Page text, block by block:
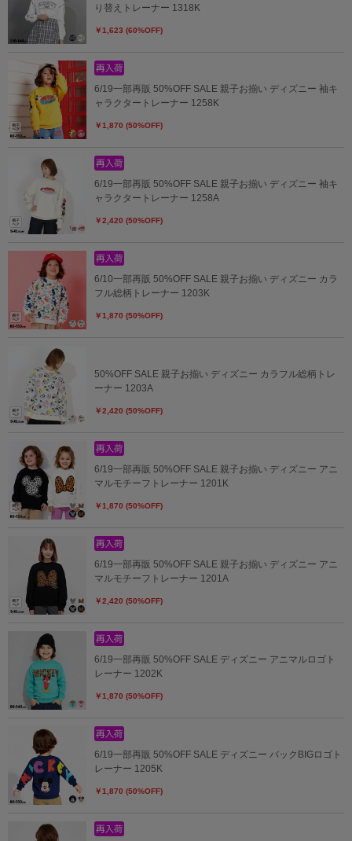
り替えトレーナー 1318K
￥1,623 (60%OFF)
6/19一部再販 50%OFF SALE 親子お揃い ディズニー 袖キ
ャラクタートレーナー 1258K
￥1,870 (50%OFF)
6/19一部再販 50%OFF SALE 親子お揃い ディズニー 袖キ
ャラクタートレーナー 1258A
￥2,420 (50%OFF)
6/10一部再販 50%OFF SALE 親子お揃い ディズニー カラ
フル総柄トレーナー 1203K
￥1,870 (50%OFF)
50%OFF SALE 親子お揃い ディズニー カラフル総柄トレ
ーナー 1203A
￥2,420 (50%OFF)
6/19一部再販 50%OFF SALE 親子お揃い ディズニー アニ
マルモチーフトレーナー 1201K
￥1,870 (50%OFF)
6/19一部再販 50%OFF SALE 親子お揃い ディズニー アニ
マルモチーフトレーナー 1201A
￥2,420 (50%OFF)
6/19一部再販 50%OFF SALE ディズニー アニマルロゴト
レーナー 1202K
￥1,870 (50%OFF)
6/19一部再販 50%OFF SALE ディズニー バックBIGロゴト
レーナー 1205K
￥1,870 (50%OFF)